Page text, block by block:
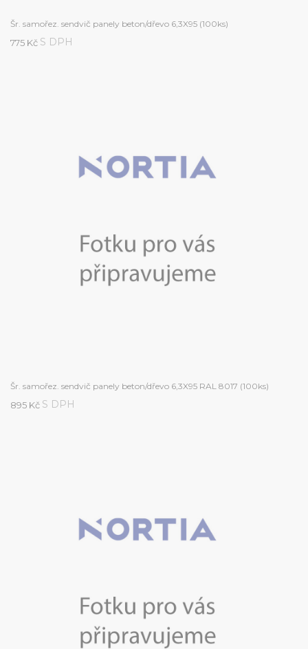
Šr. samořez. sendvič panely beton/dřevo 6,3X95 (100ks)
775 Kč S DPH
Šr. samořez. sendvič panely beton/dřevo 6,3X95 RAL 8017 (100ks)
895 Kč S DPH